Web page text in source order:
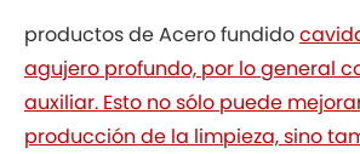
productos de Acero fundido
agujero profundo, por lo general
auxiliar. Esto no sólo puede
producción de la limpieza, sino